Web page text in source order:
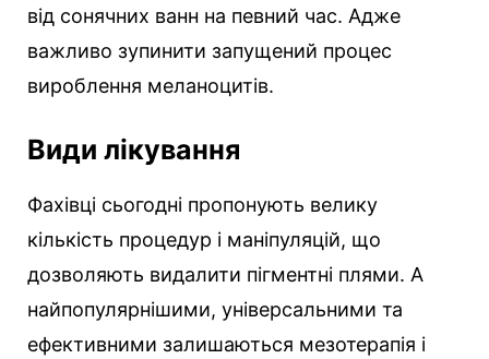
від сонячних ванн на певний час. Адже
важливо зупинити запущений процес
вироблення меланоцитів.
Види лікування
Фахівці сьогодні пропонують велику
кількість процедур і маніпуляцій, що
дозволяють видалити пігментні плями. А
найпопулярнішими, універсальними та
ефективними залишаються мезотерапія і